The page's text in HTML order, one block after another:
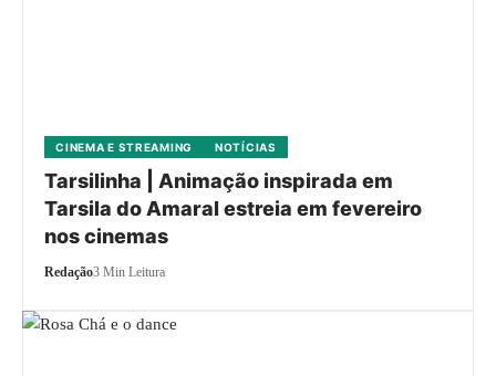
CINEMA E STREAMING NOTÍCIAS
Tarsilinha | Animação inspirada em
Tarsila do Amaral estreia em fevereiro
nos cinemas
Redação3 Min Leitura